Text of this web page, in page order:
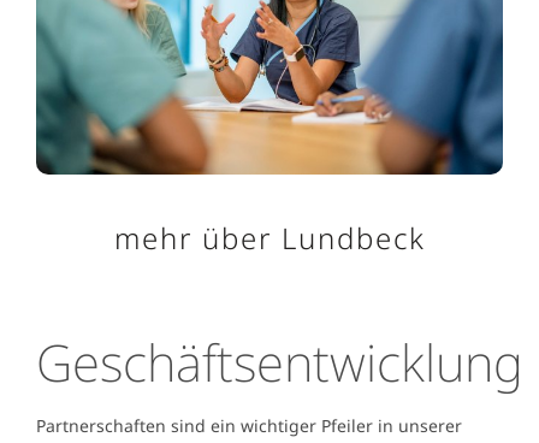
mehr über Lundbeck
Geschäftsentwicklung
Partnerschaften sind ein wichtiger Pfeiler in unserer